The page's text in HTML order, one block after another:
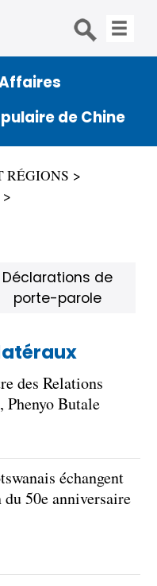
de Chine
RÉGIONS
des Relations
Phenyo Butale
échangent
50e anniversaire
Déclarations de
porte-parole